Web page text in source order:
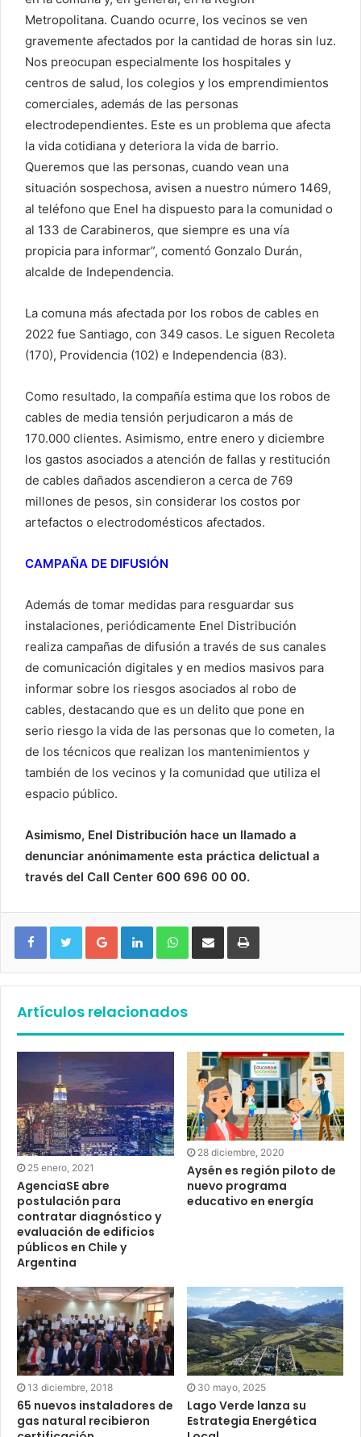
Metropolitana. Cuando ocurre, los vecinos se ven
gravemente afectados por la cantidad de horas sin luz.
Nos preocupan especialmente los hospitales y
centros de salud, los colegios y los emprendimientos
comerciales, además de las personas
electrodependientes. Este es un problema que afecta
la vida cotidiana y deteriora la vida de barrio.
Queremos que las personas, cuando vean una
situación sospechosa, avisen a nuestro número 1469,
al teléfono que Enel ha dispuesto para la comunidad o
al 133 de Carabineros, que siempre es una vía
propicia para informar”, comentó Gonzalo Durán,
alcalde de Independencia.
La comuna más afectada por los robos de cables en
2022 fue Santiago, con 349 casos. Le siguen Recoleta
(170), Providencia (102) e Independencia (83).
Como resultado, la compañía estima que los robos de
cables de media tensión perjudicaron a más de
170.000 clientes. Asimismo, entre enero y diciembre
los gastos asociados a atención de fallas y restitución
de cables dañados ascendieron a cerca de 769
millones de pesos, sin considerar los costos por
artefactos o electrodomésticos afectados.
CAMPAÑA DE DIFUSIÓN
Además de tomar medidas para resguardar sus
instalaciones, periódicamente Enel Distribución
realiza campañas de difusión a través de sus canales
de comunicación digitales y en medios masivos para
informar sobre los riesgos asociados al robo de
cables, destacando que es un delito que pone en
serio riesgo la vida de las personas que lo cometen, la
de los técnicos que realizan los mantenimientos y
también de los vecinos y la comunidad que utiliza el
espacio público.
Asimismo, Enel Distribución hace un llamado a
denunciar anónimamente esta práctica delictual a
través del Call Center 600 696 00 00.
Google+ LinkedIn WhatsApp
Artículos relacionados
25 enero, 2021
AgenciaSE abre
postulación para
contratar diagnóstico y
evaluación de edificios
públicos en Chile y
Argentina
28 diciembre, 2020
Aysén es región piloto de
nuevo programa
educativo en energía
13 diciembre, 2018
65 nuevos instaladores de
gas natural recibieron
30 mayo, 2025
Lago Verde lanza su
Estrategia Energética